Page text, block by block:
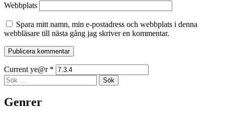
Webbplats
Spara mitt namn, min e-postadress och webbplats i denna
webbläsare till nästa gång jag skriver en kommentar.
Current ye@r *
Sidopanel
Sök
efter:
Genrer